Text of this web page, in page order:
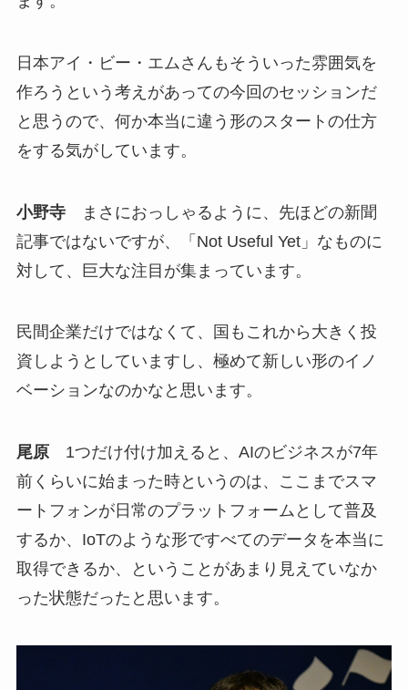
日本アイ・ビー・エムさんもそういった雰囲気を
作ろうという考えがあっての今回のセッションだ
と思うので、何か本当に違う形のスタートの仕方
をする気がしています。
小野寺まさにおっしゃるように、先ほどの新聞
記事ではないですが、「Not Useful Yet」なものに
対して、巨大な注目が集まっています。
民間企業だけではなくて、国もこれから大きく投
資しようとしていますし、極めて新しい形のイノ
ベーションなのかなと思います。
尾原1つだけ付け加えると、AIのビジネスが7年
前くらいに始まった時というのは、ここまでスマ
ートフォンが日常のプラットフォームとして普及
するか、IoTのような形ですべてのデータを本当に
取得できるか、ということがあまり見えていなか
った状態だったと思います。